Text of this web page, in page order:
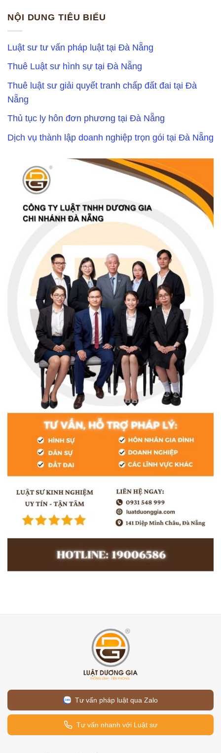
NỘI DUNG TIÊU BIỂU
Luật sư tư vấn pháp luật tại Đà Nẵng
Thuê Luật sư hình sự tại Đà Nẵng
Thuê luật sư giải quyết tranh chấp đất đai tại Đà
Nẵng
Thủ tục ly hôn đơn phương tại Đà Nẵng
Dịch vụ thành lập doanh nghiệp trọn gói tại Đà Nẵng
Tư vấn pháp luật qua Zalo
Tư vấn nhanh với Luật sư